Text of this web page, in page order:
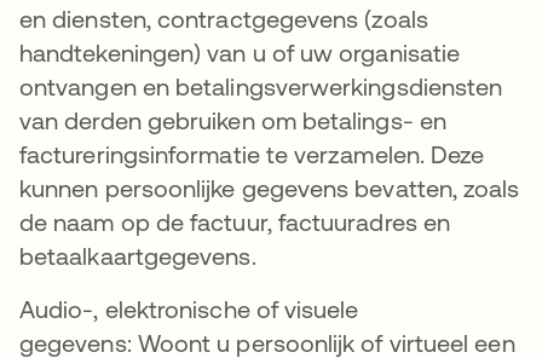
en diensten, contractgegevens (zoals
handtekeningen) van u of uw organisatie
ontvangen en betalingsverwerkingsdiensten
van derden gebruiken om betalings- en
factureringsinformatie te verzamelen. Deze
kunnen persoonlijke gegevens bevatten, zoals
de naam op de factuur, factuuradres en
betaalkaartgegevens.
Audio-, elektronische of visuele
gegevens: Woont u persoonlijk of virtueel een